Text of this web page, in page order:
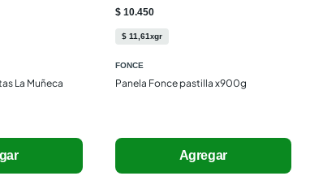
La Muñeca
$ 10.450
$ 11 61xgr
FONCE
Panela Fonce pastilla x900g
Agregar